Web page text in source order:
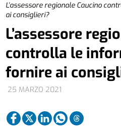
L’assessore regionale Caucino
ai consiglieri?
25 MARZO 2021
L’assessore
controlla le
fornire ai